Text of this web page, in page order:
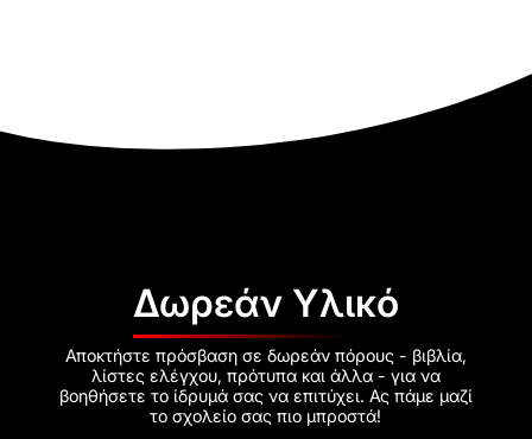
Δωρεάν Υλικό
Αποκτήστε πρόσβαση σε δωρεάν πόρους - βιβλία,
λίστες ελέγχου, πρότυπα και άλλα - για να
βοηθήσετε το ίδρυμά σας να επιτύχει. Ας πάμε μαζί
το σχολείο σας πιο μπροστά!